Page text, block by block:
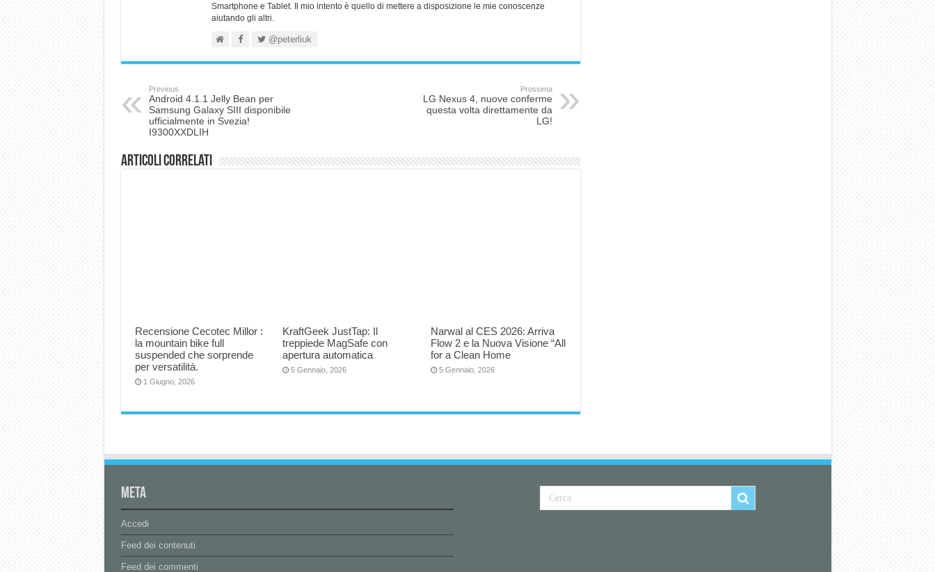
Smartphone e Tablet. Il mio intento è quello di mettere a disposizione le mie conoscenze
aiutando gli altri.
@peterliuk
Previous
Android 4.1.1 Jelly Bean per
Samsung Galaxy SIII disponibile
ufficialmente in Svezia!
I9300XXDLIH
Prossima
LG Nexus 4, nuove conferme
questa volta direttamente da
LG!
Articoli correlati
Recensione Cecotec Millor :
la mountain bike full
suspended che sorprende
per versatilità.
1 Giugno, 2026
KraftGeek JustTap: Il
treppiede MagSafe con
apertura automatica
5 Gennaio, 2026
Narwal al CES 2026: Arriva
Flow 2 e la Nuova Visione “All
for a Clean Home
5 Gennaio, 2026
Meta
Accedi
Feed dei contenuti
Feed dei commenti